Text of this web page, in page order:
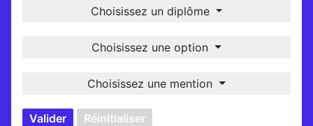
Choisissez un diplôme
Choisissez une option
Choisissez une mention
Valider Réinitialiser